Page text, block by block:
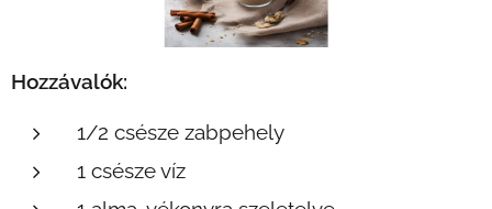
Hozzávalók:
1/2 csésze zabpehely
1 csésze víz